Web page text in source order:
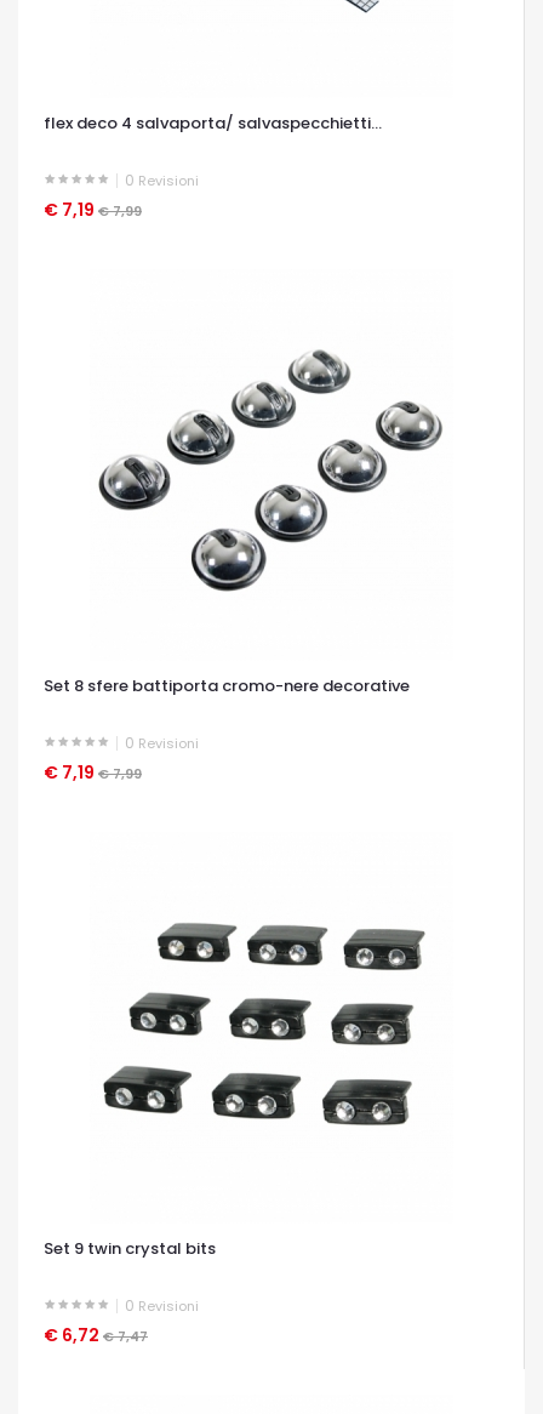
flex deco 4 salvaporta/ salvaspecchietti...
0 Revisioni
€ 7,19 € 7,99
OCCHIATA VELOCE
Set 8 sfere battiporta cromo-nere decorative
0 Revisioni
€ 7,19 € 7,99
OCCHIATA VELOCE
Set 9 twin crystal bits
0 Revisioni
€ 6,72 € 7,47
OCCHIATA VELOCE